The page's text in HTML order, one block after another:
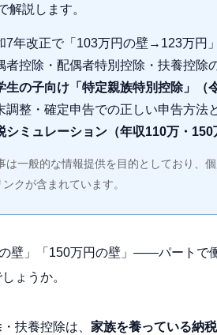
解説します。
7年改正で「103万円の壁→123万円
者控除・配偶者特別控除・扶養控除
生の子向け「特定親族特別控除」（
調整・確定申告での正しい申告方法
シミュレーション（年収110万・
は一般的な情報提供を目的としており、
クが含まれています。
の壁」「150万円の壁」——パートで
ょうか。
扶養控除は、 家族を養っている納